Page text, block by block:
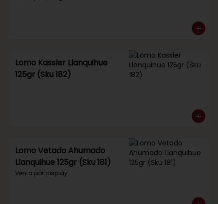
Lomo Kassler Llanquihue
125gr (Sku 182)
Lomo Vetado Ahumado
Llanquihue 125gr (Sku 181)
Venta por display.